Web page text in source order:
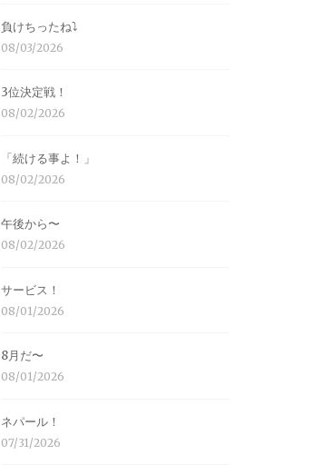
負けちったね⤵︎
08/03/2026
3位決定戦！
08/02/2026
「続ける事よ！」
08/02/2026
午後から〜
08/02/2026
サービス！
08/01/2026
8月だ〜
08/01/2026
ネパール！
07/31/2026